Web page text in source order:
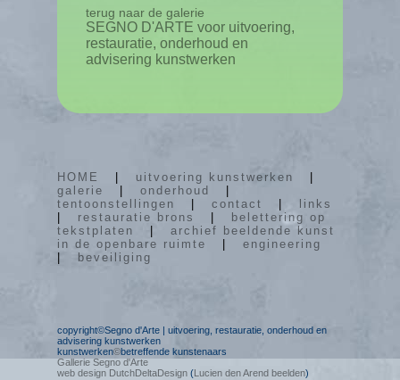
terug naar de galerie
SEGNO D'ARTE voor uitvoering,
restauratie, onderhoud en
advisering kunstwerken
HOME uitvoering kunstwerken
galerie
onderhoud
tentoonstellingen
contact
links
restauratie brons
belettering op
tekstplaten
archief beeldende kunst
in de openbare ruimte
engineering
beveiliging
copyright©Segno d'Arte | uitvoering, restauratie, onderhoud en
advisering kunstwerken
kunstwerken©betreffende kunstenaars
Gallerie Segno d'Arte
web design DutchDeltaDesign (Lucien den Arend beelden)